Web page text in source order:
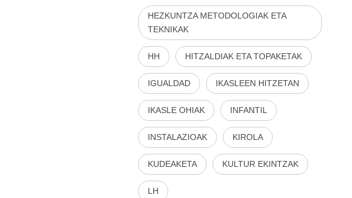
HEZKUNTZA METODOLOGIAK ETA
TEKNIKAK
HH HITZALDIAK ETA TOPAKETAK
IGUALDAD IKASLEEN HITZETAN
IKASLE OHIAK INFANTIL
INSTALAZIOAK KIROLA
KUDEAKETA KULTUR EKINTZAK
LH